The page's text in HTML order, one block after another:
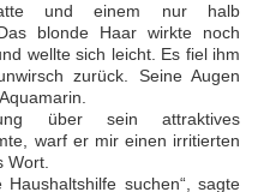
und einem nur halb
blonde Haar wirkte noch
wellte sich leicht. Es fiel ihm
zurück. Seine Augen
über sein attraktives
warf er mir einen irritierten
Wort.
suchen“, sagte